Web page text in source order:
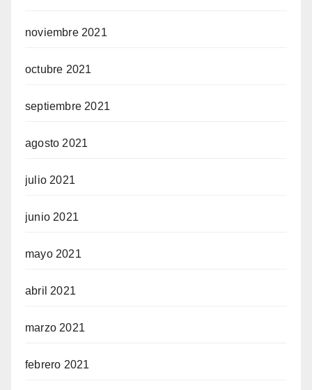
noviembre 2021
octubre 2021
septiembre 2021
agosto 2021
julio 2021
junio 2021
mayo 2021
abril 2021
marzo 2021
febrero 2021